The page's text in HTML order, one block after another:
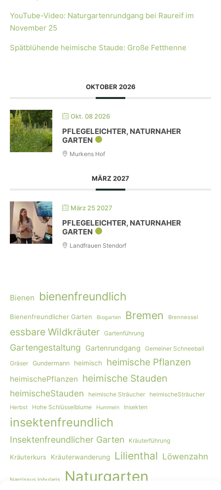
YouTube-Video: Naturgartenrundgang bei Raureif im
November 25
Spätblühende heimische Staude: Große Fetthenne
OKTOBER 2026
Okt. 08 2026
PFLEGELEICHTER, NATURNAHER
GARTEN
Murkens Hof
MÄRZ 2027
März 25 2027
PFLEGELEICHTER, NATURNAHER
GARTEN
Landfrauen Stendorf
Bienen bienenfreundlich
Bienenfreundlicher Garten Biogarten Bremen Brennessel
essbare Wildkräuter Gartenführung
Gartengestaltung Gartenrundgang
Gemeiner Schneeball
Gräser Gundermann heimisch heimische Pflanzen
heimischePflanzen heimische Stauden
heimischeStauden heimische Sträucher heimischeSträucher
Herbst Hohe Schlüsselblume Hummeln Insekten
insektenfreundlich
Insektenfreundlicher Garten Kräuterführung
Kräuterkurs Kräuterwanderung Lilienthal Löwenzahn
Narcissus lobularis Naturgarten